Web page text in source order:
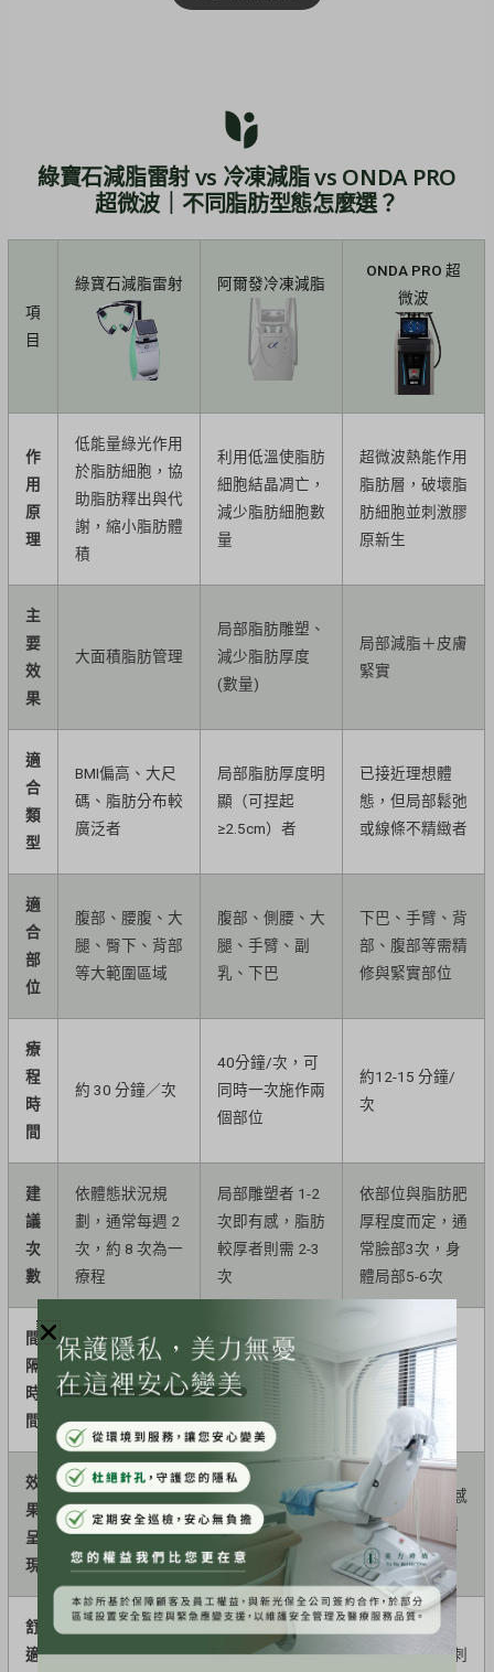
綠寶石減脂雷射 vs 冷凍減脂 vs ONDA PRO
超微波｜不同脂肪型態怎麼選？
項
目
綠寶石減脂雷射 阿爾發冷凍減脂
ONDA PRO 超
微波
作
用
原
理
低能量綠光作用
於脂肪細胞，協
助脂肪釋出與代
謝，縮小脂肪體
積
利用低溫使脂肪
細胞結晶凋亡，
減少脂肪細胞數
量
超微波熱能作用
脂肪層，破壞脂
肪細胞並刺激膠
原新生
主
要
效
果
大面積脂肪管理
局部脂肪雕塑、
減少脂肪厚度
(數量)
局部減脂＋皮膚
緊實
適
合
類
型
BMI偏高、大尺
碼、脂肪分布較
廣泛者
局部脂肪厚度明
顯（可捏起
≥2.5cm）者
已接近理想體
態，但局部鬆弛
或線條不精緻者
適
合
部
位
腹部、腰腹、大
腿、臀下、背部
等大範圍區域
腹部、側腰、大
腿、手臂、副
乳、下巴
下巴、手臂、背
部、腹部等需精
修與緊實部位
療
程
時
間
約 30 分鐘／次
40分鐘/次，可
同時一次施作兩
個部位
約12-15 分鐘/
次
建
議
次
數
依體態狀況規
劃，通常每週 2
次，約 8 次為一
療程
局部雕塑者 1-2
次即有感，脂肪
較厚者則需 2-3
次
依部位與脂肪肥
厚程度而定，通
常臉部3次，身
體局部5-6次
間
隔
時
間
每週 2 次，每次
間隔48~72小時
間隔約 1-3 個月 間隔 2-4 週
效
果
呈
現
屬循序漸進型，
隨代謝逐步感受
體態變化
約6–12週內感
受明顯變化
術後當下即可感
到緊實，3-4週
後效果更明顯
舒
適
非侵入式、無痛 冷感明顯，初期 微熱，輕微刺刺